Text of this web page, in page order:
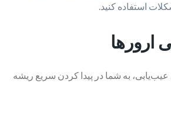
استفاده کنید.
ارورها
به شما در پیدا کردن سریع ریشه